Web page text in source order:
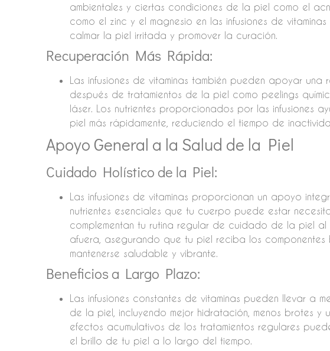
ambientales y ciertas condiciones de la piel como el
como el zinc y el magnesio en las infusiones de
calmar la piel irritada y promover la curación.
Recuperación Más Rápida:
Las infusiones de vitaminas también pueden apoyar
después de tratamientos de la piel como peelings
láser. Los nutrientes proporcionados por las infusiones
piel más rápidamente, reduciendo el tiempo de
Apoyo General a la Salud de la Piel
Cuidado Holístico de la Piel:
Las infusiones de vitaminas proporcionan un apoyo
nutrientes esenciales que tu cuerpo puede estar
complementan tu rutina regular de cuidado de la piel
afuera, asegurando que tu piel reciba los
mantenerse saludable y vibrante.
Beneficios a Largo Plazo:
Las infusiones constantes de vitaminas pueden llevar a
de la piel, incluyendo mejor hidratación, menos brotes y
efectos acumulativos de los tratamientos regulares
el brillo de tu piel a lo largo del tiempo.